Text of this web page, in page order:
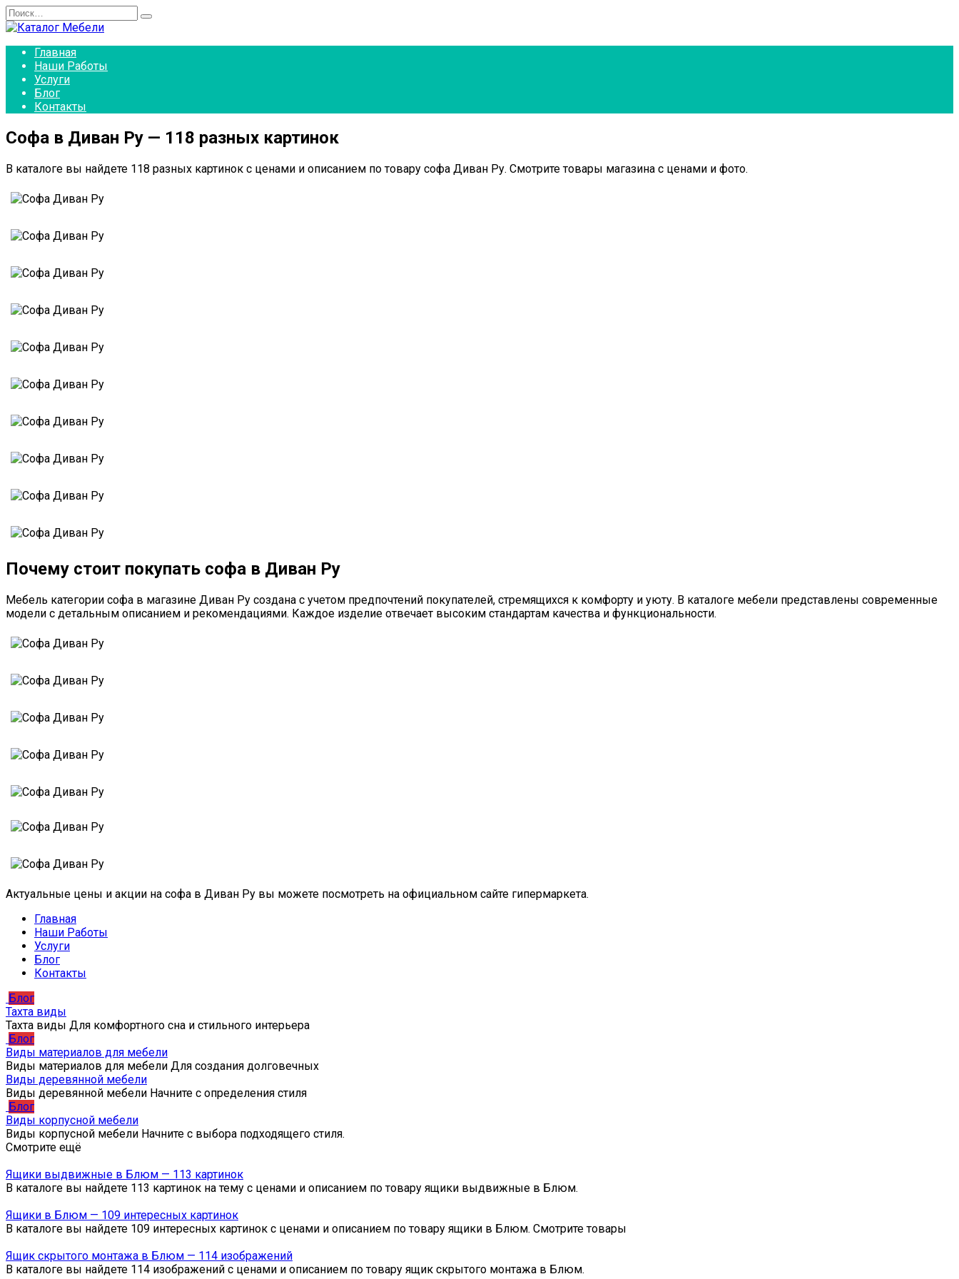
Перейти
к
Search
for:
Главная
Наши Работы
Услуги
Блог
Контакты
Софа в Диван Ру — 118 разных картинок
В каталоге вы найдете 118 разных картинок с ценами и описанием по товару софа Диван Ру. Смотрите товары магазина с ценами и фото.
Почему стоит покупать софа в Диван Ру
Мебель категории софа в магазине Диван Ру создана с учетом предпочтений покупателей, стремящихся к комфорту и уюту. В каталоге мебели представлены современные
модели с детальным описанием и рекомендациями. Каждое изделие отвечает высоким стандартам качества и функциональности.
Актуальные цены и акции на софа в Диван Ру вы можете посмотреть на официальном сайте гипермаркета.
Главная
Наши Работы
Услуги
Блог
Контакты
Блог
Тахта виды
Тахта виды Для комфортного сна и стильного интерьера
Блог
Виды материалов для мебели
Виды материалов для мебели Для создания долговечных
Виды деревянной мебели
Виды деревянной мебели Начните с определения стиля
Блог
Виды корпусной мебели
Виды корпусной мебели Начните с выбора подходящего стиля.
Смотрите ещё
Ящики выдвижные в Блюм — 113 картинок
В каталоге вы найдете 113 картинок на тему с ценами и описанием по товару ящики выдвижные в Блюм.
Ящики в Блюм — 109 интересных картинок
В каталоге вы найдете 109 интересных картинок с ценами и описанием по товару ящики в Блюм. Смотрите товары
Ящик скрытого монтажа в Блюм — 114 изображений
В каталоге вы найдете 114 изображений с ценами и описанием по товару ящик скрытого монтажа в Блюм.